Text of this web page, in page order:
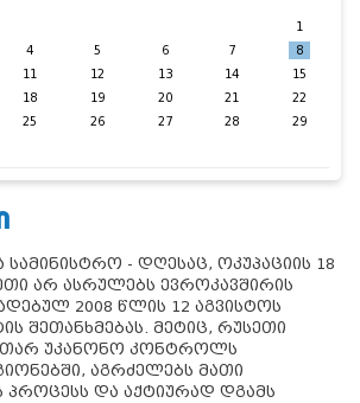
1
4 5 6 7
8
11 12 13 14
15
18 19 20 21
22
25 26 27 28
29
სამინისტრო - დღესაც, ოკუპაციის 18
არ ასრულებს ევროკავშირის
2008 წლის 12 აგვისტოს
შეთანხმებას. მეტიც, რუსეთი
უკანონო კონტროლს
აგრძელებს მათი
პროცესს და აქტიურად დგამს